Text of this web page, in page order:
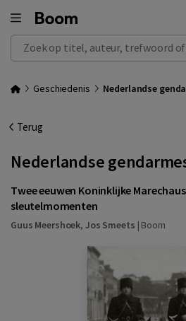
Zoek op titel, auteur, trefwoord of ISBN
Geschiedenis Nederlandse
Terug
Nederlandse
Twee eeuwen Koninklijke
sleutelmomenten
Guus Meershoek, Jos Smeets | Boom